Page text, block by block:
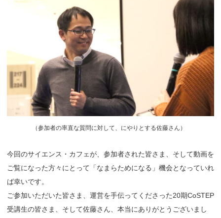
（参加者の率直な質問に対して、にやりとする佐藤さん）
今回のサイエンス・カフェが、参加者された皆さま、そして動画を
ご覧になった方々にとって「なまらためになる」機会となっていれ
ば幸いです。
ご参加いただいた皆さま、運営を手伝ってくださった20期CoSTEP
受講生の皆さま、そして佐藤さん、本当にありがとうございまし